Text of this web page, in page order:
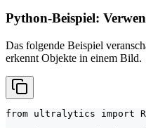
Python-Beispiel:
Das folgende Beispiel
erkennt Objekte in einem Bild.
from ultralytics import